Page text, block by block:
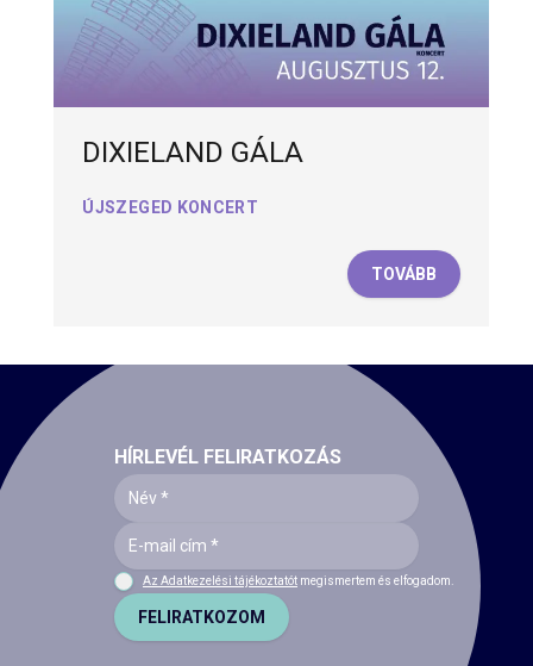
DIXIELAND GÁLA
ÚJSZEGED KONCERT
TOVÁBB
HÍRLEVÉL FELIRATKOZÁS
Az Adatkezelési tájékoztatót megismertem és elfogadom.
FELIRATKOZOM